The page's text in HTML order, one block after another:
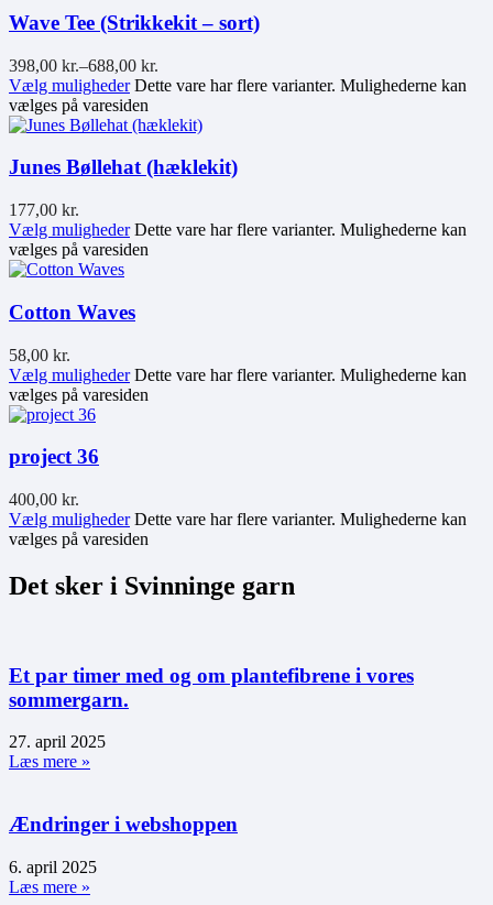
Wave Tee (Strikkekit – sort)
398,00 kr.–688,00 kr.
Vælg mulighederDette vare har flere varianter. Mulighederne kan
vælges på varesiden
Junes Bøllehat (hæklekit)
177,00 kr.
Vælg mulighederDette vare har flere varianter. Mulighederne kan
vælges på varesiden
Cotton Waves
58,00 kr.
Vælg mulighederDette vare har flere varianter. Mulighederne kan
vælges på varesiden
project 36
400,00 kr.
Vælg mulighederDette vare har flere varianter. Mulighederne kan
vælges på varesiden
Det sker i Svinninge garn
Et par timer med og om plantefibrene i vores
sommergarn.
27. april 2025
Læs mere »
Ændringer i webshoppen
6. april 2025
Læs mere »